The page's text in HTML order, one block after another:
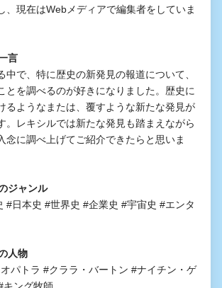
、現在はWebメディアで編集者をしていま
言
中で、特に歴史の新発見の報道について、
とを調べるのが好きになりました。歴史に
るようなまたは、覆すような新たな発見が
。レキシルでは新たな発見も踏まえながら
念に調べ上げてご紹介できたらと思いま
ジャンル
#日本史 #世界史 #企業史 #宇宙史 #エンタ
人物
パトラ #クララ・バートン #ナイチン・ゲ